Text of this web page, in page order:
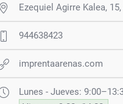
Ezequiel Agirre Kalea,
944638423
imprentaarenas.com
Lunes - Jueves: